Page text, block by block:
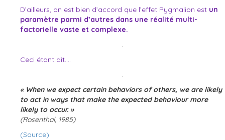
D’ailleurs, on est bien d’accord que l’effet Pygmalion est un
paramètre parmi d’autres dans une réalité multi-
factorielle vaste et complexe.
.
Ceci étant dit….
.
« When we expect certain behaviors of others, we are likely
to act in ways that make the expected behaviour more
likely to occur. »
(Rosenthal, 1985)
(Source)